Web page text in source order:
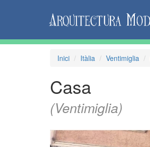
Inici Itàlia Ventimiglia
Casa
(Ventimiglia)